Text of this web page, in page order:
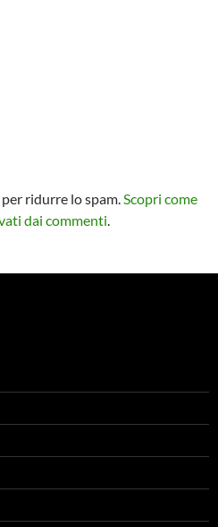
ridurre lo spam.Scopri come
dai commenti.